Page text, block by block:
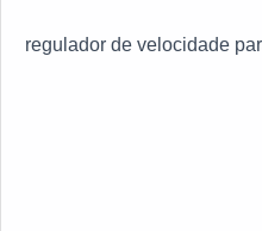
regulador de velocidade